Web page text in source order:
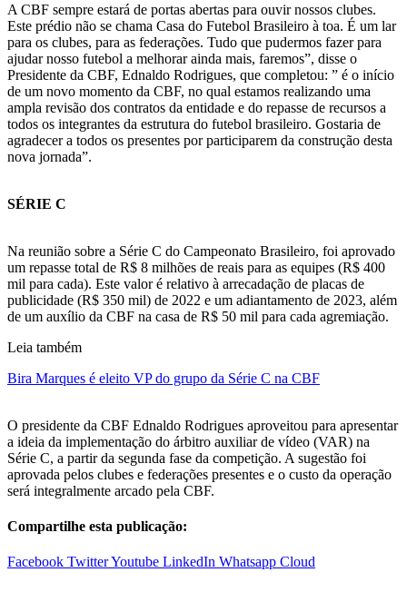
A CBF sempre estará de portas abertas para ouvir nossos clubes.
Este prédio não se chama Casa do Futebol Brasileiro à toa. É um lar
para os clubes, para as federações. Tudo que pudermos fazer para
ajudar nosso futebol a melhorar ainda mais, faremos”, disse o
Presidente da CBF, Ednaldo Rodrigues, que completou: ” é o início
de um novo momento da CBF, no qual estamos realizando uma
ampla revisão dos contratos da entidade e do repasse de recursos a
todos os integrantes da estrutura do futebol brasileiro. Gostaria de
agradecer a todos os presentes por participarem da construção desta
nova jornada”.
SÉRIE C
Na reunião sobre a Série C do Campeonato Brasileiro, foi aprovado
um repasse total de R$ 8 milhões de reais para as equipes (R$ 400
mil para cada). Este valor é relativo à arrecadação de placas de
publicidade (R$ 350 mil) de 2022 e um adiantamento de 2023, além
de um auxílio da CBF na casa de R$ 50 mil para cada agremiação.
Leia também
Bira Marques é eleito VP do grupo da Série C na CBF
O presidente da CBF Ednaldo Rodrigues aproveitou para apresentar
a ideia da implementação do árbitro auxiliar de vídeo (VAR) na
Série C, a partir da segunda fase da competição. A sugestão foi
aprovada pelos clubes e federações presentes e o custo da operação
será integralmente arcado pela CBF.
Compartilhe esta publicação:
Facebook TwitterYoutube LinkedIn Whatsapp Cloud